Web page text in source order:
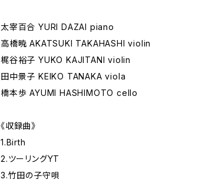
太宰百合 YURI DAZAI piano
高橋暁 AKATSUKI TAKAHASHI violin
梶谷裕子 YUKO KAJITANI violin
田中景子 KEIKO TANAKA viola
橋本歩 AYUMI HASHIMOTO cello
《収録曲》
1.Birth
2.ツーリングYT
3.竹田の子守唄